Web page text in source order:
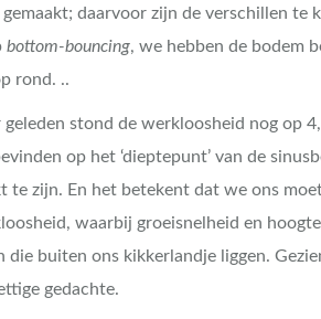
daarvoor zijn de verschillen te
bottom-bouncing, we hebben de bodem
rond. ..
geleden stond de werkloosheid nog op
op het ‘dieptepunt’ van de
te zijn. En het betekent dat we ons
waarbij groeisnelheid en
die buiten ons kikkerlandje liggen.
gedachte.